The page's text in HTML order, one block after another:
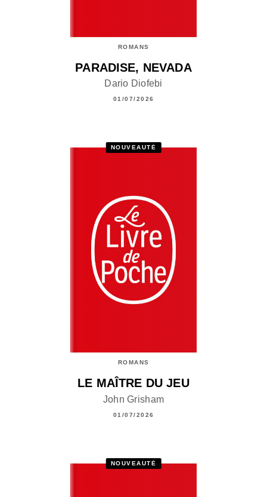
ROMANS
PARADISE, NEVADA
Dario Diofebi
01/07/2026
NOUVEAUTÉ
ROMANS
LE MAÎTRE DU JEU
John Grisham
01/07/2026
NOUVEAUTÉ